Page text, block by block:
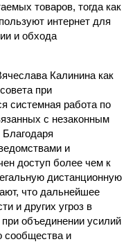
товаров, тогда как
интернет для
и обхода
Калинина как
при
системная работа по
с незаконным
и
доступ более чем к
дистанционную
что дальнейшее
и других угроз в
объединении усилий
сообщества и